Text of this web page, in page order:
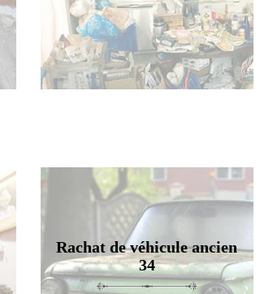
Rachat de véhicule ancien
34